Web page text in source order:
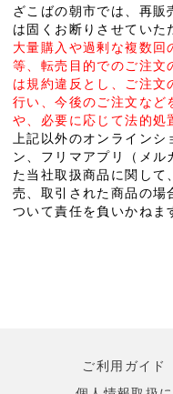
ざこばの朝市では、再
は固くお断りさせていた
大量購入や過剰な複数
等、転売目的でのご注文
は規約違反とし、ご注
行い、今後のご注文など
や、必要に応じて法的処
上記以外のオンラインシ
ン、フリマアプリ（メ
た当社取扱商品に関し
売、取引された商品の場
ついて責任を負いかねま
ご利用ガイド